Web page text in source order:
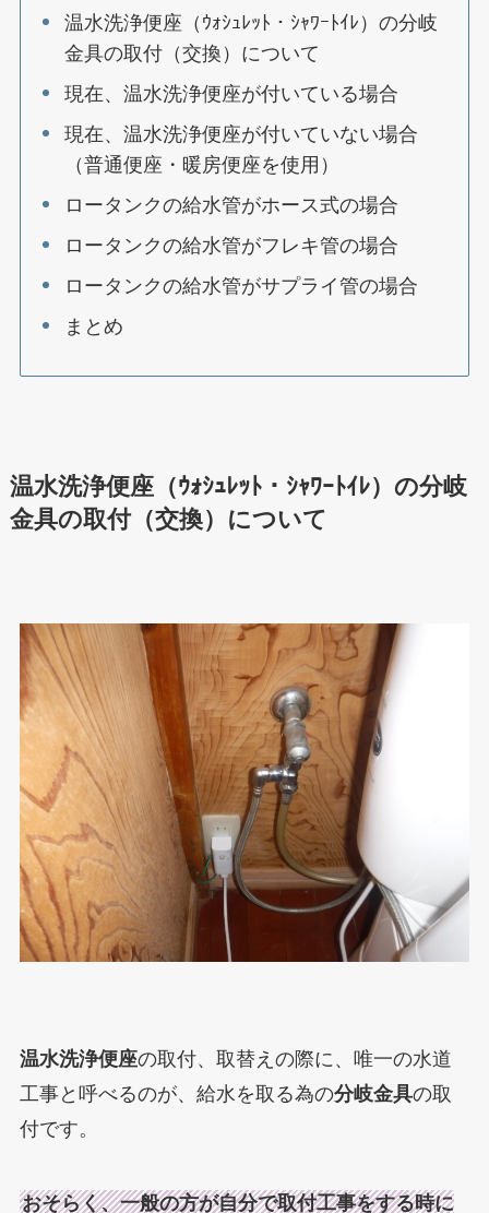
温水洗浄便座（ｳｫｼｭﾚｯﾄ・ｼｬﾜｰﾄｲﾚ）の分岐
金具の取付（交換）について
現在、温水洗浄便座が付いている場合
現在、温水洗浄便座が付いていない場合
（普通便座・暖房便座を使用）
ロータンクの給水管がホース式の場合
ロータンクの給水管がフレキ管の場合
ロータンクの給水管がサプライ管の場合
まとめ
温水洗浄便座（ｳｫｼｭﾚｯﾄ・ｼｬﾜｰﾄｲﾚ）の分岐
金具の取付（交換）について
温水洗浄便座の取付、取替えの際に、 唯一の水道
工事と呼べるのが、給水を取る為の分岐金具の取
付です。
おそらく、一般の方が自分で取付工事をする時に